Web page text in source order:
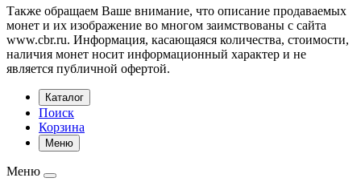
Также обращаем Ваше внимание, что описание продаваемых
монет и их изображение во многом заимствованы с сайта
www.cbr.ru. Информация, касающаяся количества, стоимости,
наличия монет носит информационный характер и не
является публичной офертой.
Каталог
Поиск
Корзина
Меню
Меню